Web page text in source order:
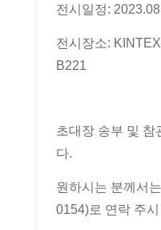
전시일정:
전시장소:
B221
초대장 송부 및 참
다.
원하시는 분께서
0154)로 연락 주